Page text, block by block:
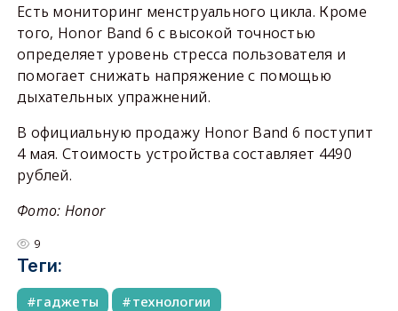
Есть мониторинг менструального цикла. Кроме
того, Honor Band 6 с высокой точностью
определяет уровень стресса пользователя и
помогает снижать напряжение с помощью
дыхательных упражнений.
В официальную продажу Honor Band 6 поступит
4 мая. Стоимость устройства составляет 4490
рублей.
Фото: Honor
9
Теги:
гаджеты технологии